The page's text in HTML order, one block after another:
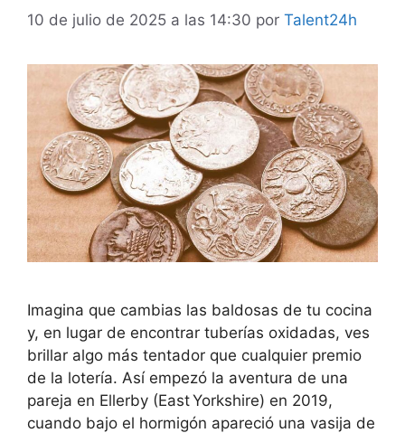
10 de julio de 2025 a las 14:30 por Talent24h
Imagina que cambias las baldosas de tu cocina
y, en lugar de encontrar tuberías oxidadas, ves
brillar algo más tentador que cualquier premio
de la lotería. Así empezó la aventura de una
pareja en Ellerby (East Yorkshire) en 2019,
cuando bajo el hormigón apareció una vasija de